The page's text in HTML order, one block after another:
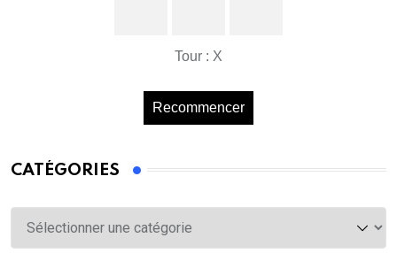
Tour : X
Recommencer
CATÉGORIES